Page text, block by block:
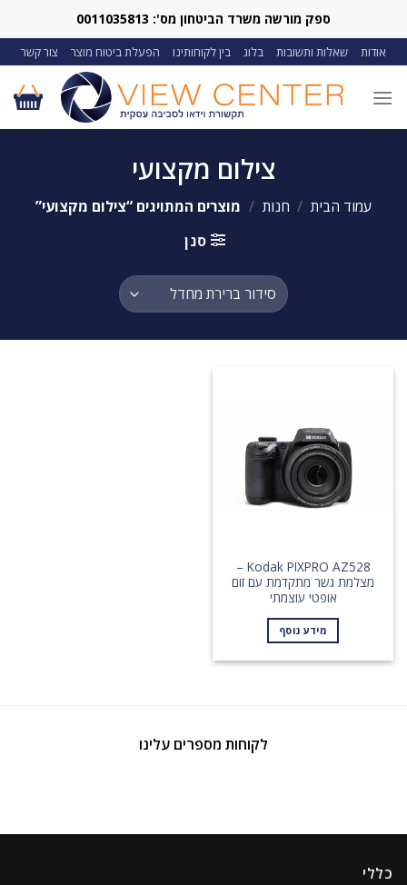
content
ספק מורשה משרד הביטחון מס': 0011035813
אודות שאלות ותשובות בלוג בין לקוחותינו הפעלת ביטוח מוצר צור קשר
צילום מקצועי
עמוד הבית / חנות / מוצרים המתויגים “צילום מקצועי”
סנן
Kodak PIXPRO AZ528 –
מצלמת גשר מתקדמת עם זום
אופטי עוצמתי
מידע נוסף
לקוחות מספרים עלינו
כללי